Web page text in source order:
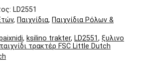
LD2551
, Παιχνίδια, Παιχνίδια Ρόλων &
, ksilino trakter, LD2551, ξυλινο
τρακτέρ FSC Little Dutch